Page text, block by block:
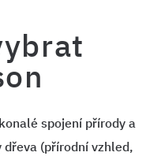
spojení přírody a
(přírodní vzhled,